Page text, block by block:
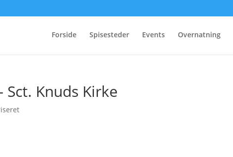
Forside Spisesteder Events Overnatning
Knuds Kirke